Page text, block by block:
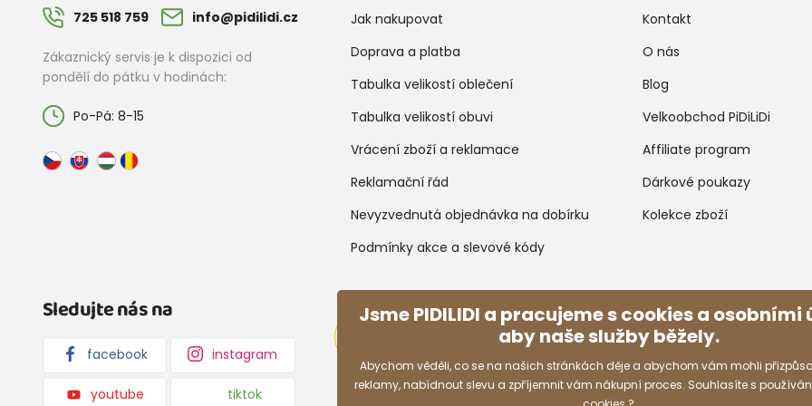
725 518 759 info@pidilidi.cz
Zákaznický servis je k dispozici od
pondělí do pátku v hodinách:
Po-Pá: 8-15
Jak nakupovat
Doprava a platba
Tabulka velikostí oblečení
Tabulka velikostí obuvi
Vrácení zboží a reklamace
Reklamační řád
Nevyzvednutá objednávka na dobírku
Podmínky akce a slevové kódy
Kontakt
O nás
Blog
Velkoobchod PiDiLiDi
Affiliate program
Dárkové poukazy
Kolekce zboží
Sledujte nás na
facebook instagram
youtube tiktok
Způsoby platby
Jsme PIDILIDI a pracujeme s cookies a osobními
aby naše služby běžely.
Abychom věděli, co se na našich stránkách děje a abychom vám mohli
reklamy, nabídnout slevu a zpříjemnit vám nákupní proces. Souhlasíte s